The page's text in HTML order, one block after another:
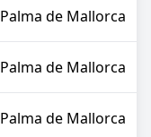
Palma de Mallorca
Palma de Mallorca
Palma de Mallorca